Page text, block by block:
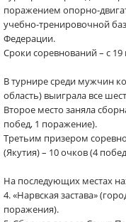
поражением опорно-
учебно-тренировочной
Федерации.
Сроки соревнований – с 19
В турнире среди мужчин
область) выиграла все
Второе место заняла
побед, 1 поражение).
Третьим призером
(Якутия) – 10 очков (4
На последующих местах
4. «Нарвская застава»
поражения).